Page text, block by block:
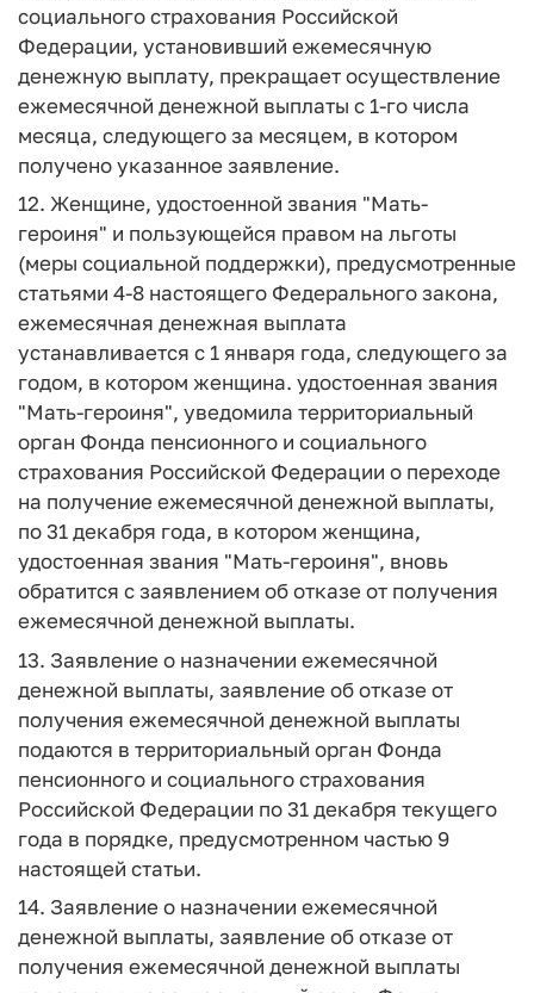
социального страхования Российской
Федерации, установивший ежемесячную
денежную выплату, прекращает осуществление
ежемесячной денежной выплаты с 1-го числа
месяца, следующего за месяцем, в котором
получено указанное заявление.
12. Женщине, удостоенной звания "Мать-
героиня" и пользующейся правом на льготы
(меры социальной поддержки), предусмотренные
статьями 4-8 настоящего Федерального закона,
ежемесячная денежная выплата
устанавливается с 1 января года, следующего за
годом, в котором женщина. удостоенная звания
"Мать-героиня", уведомила территориальный
орган Фонда пенсионного и социального
страхования Российской Федерации о переходе
на получение ежемесячной денежной выплаты,
по 31 декабря года, в котором женщина,
удостоенная звания "Мать-героиня", вновь
обратится с заявлением об отказе от получения
ежемесячной денежной выплаты.
13. Заявление о назначении ежемесячной
денежной выплаты, заявление об отказе от
получения ежемесячной денежной выплаты
подаются в территориальный орган Фонда
пенсионного и социального страхования
Российской Федерации по 31 декабря текущего
года в порядке, предусмотренном частью 9
настоящей статьи.
14. Заявление о назначении ежемесячной
денежной выплаты, заявление об отказе от
получения ежемесячной денежной выплаты